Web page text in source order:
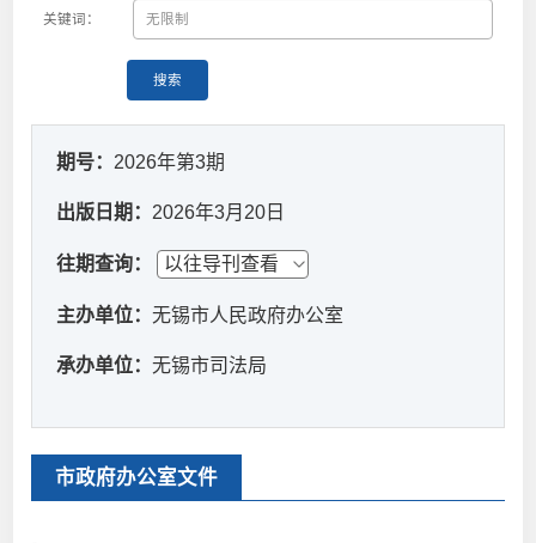
关键词：
搜索
期号： 2026年第3期
出版日期： 2026年3月20日
往期查询：
主办单位：无锡市人民政府办公室
承办单位：无锡市司法局
市政府办公室文件